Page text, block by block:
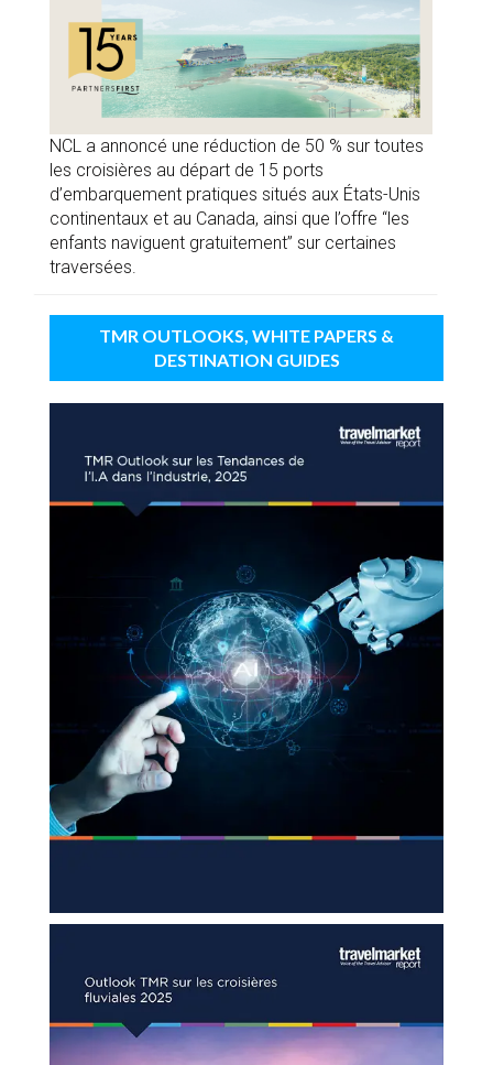
NCL a annoncé une réduction de 50 % sur toutes
les croisières au départ de 15 ports
d’embarquement pratiques situés aux États-Unis
continentaux et au Canada, ainsi que l’offre “les
enfants naviguent gratuitement” sur certaines
traversées.
TMR OUTLOOKS, WHITE PAPERS &
DESTINATION GUIDES